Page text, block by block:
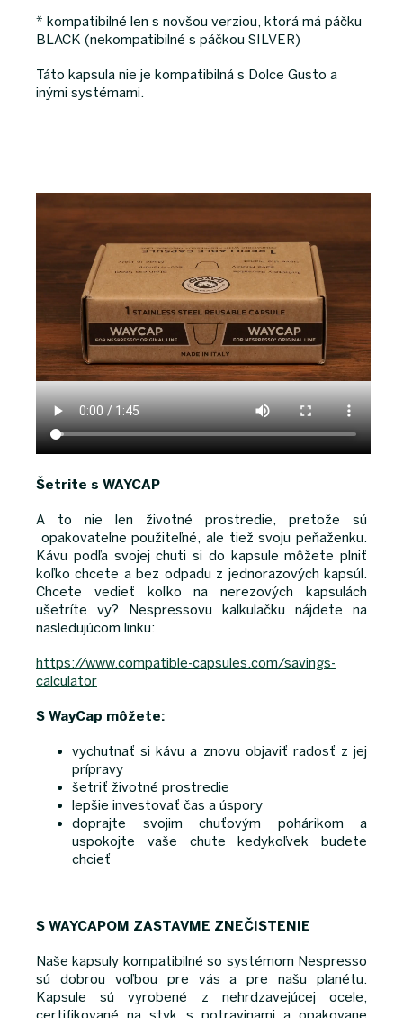
* kompatibilné len s novšou verziou, ktorá má páčku
BLACK (nekompatibilné s páčkou SILVER)
Táto kapsula nie je kompatibilná s Dolce Gusto a
inými systémami.
Šetrite s WAYCAP
A to nie len životné prostredie, pretože sú
opakovateľne použiteľné, ale tiež svoju peňaženku.
Kávu podľa svojej chuti si do kapsule môžete plniť
koľko chcete a bez odpadu z jednorazových kapsúl.
Chcete vedieť koľko na nerezových kapsulách
ušetríte vy? Nespressovu kalkulačku nájdete na
nasledujúcom linku:
https://www.compatible-capsules.com/savings-
calculator
S WayCap môžete:
vychutnať si kávu a znovu objaviť radosť z jej
prípravy
šetriť životné prostredie
lepšie investovať čas a úspory
doprajte svojim chuťovým pohárikom a
uspokojte vaše chute kedykoľvek budete
chcieť
S WAYCAPOM ZASTAVME ZNEČISTENIE
Naše kapsuly kompatibilné so systémom Nespresso
sú dobrou voľbou pre vás a pre našu planétu.
Kapsule sú vyrobené z nehrdzavejúcej ocele,